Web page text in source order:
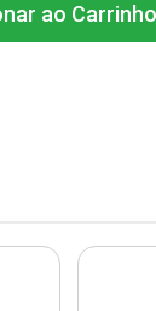
ao Carrinho